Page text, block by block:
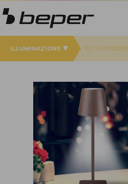
ILLUMINAZIONE TUTTI I